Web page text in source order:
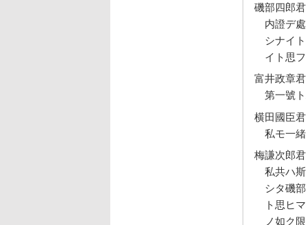
磯部四郎君
内證デ
シナイ
イト思フ
富井政章君
第一號
横田國臣君
私モ一
梅謙次郎君
私共ハ
シタ磯
ト思ヒ
ノ如ク